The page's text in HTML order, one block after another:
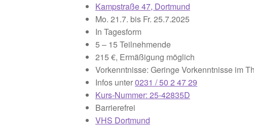
Kampstraße 47, Dortmund
Mo. 21.7. bis Fr. 25.7.2025
In Tagesform
5 – 15 Teilnehmende
215 €, Ermäßigung möglich
Vorkenntnisse: Geringe Vorkenntnisse im
Infos unter0231 / 50 2 47 29
Kurs-Nummer: 25-42835D
Barrierefrei
VHS Dortmund